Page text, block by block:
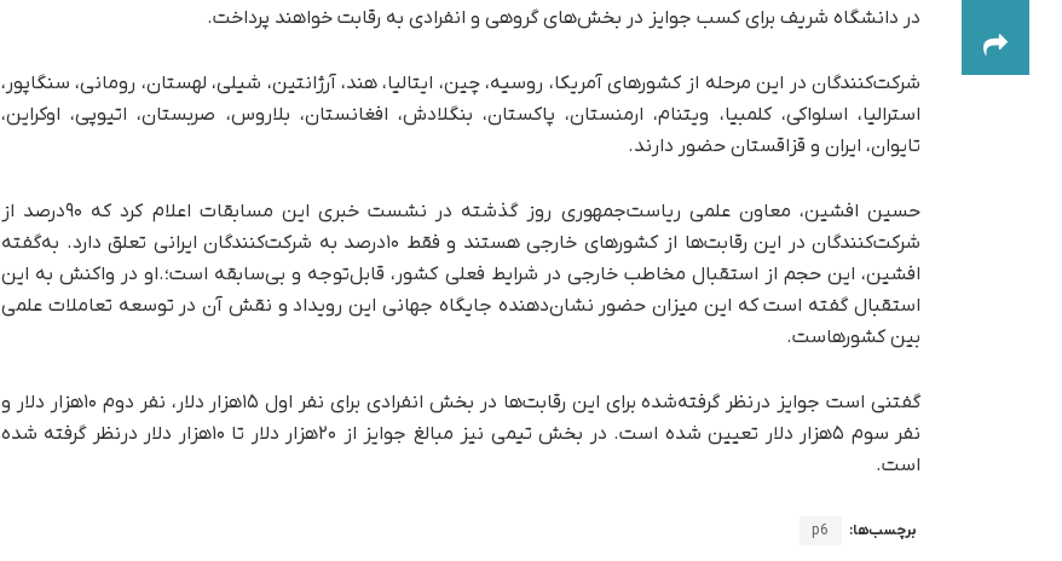
در دانشگاه شریف برای کسب جوایز در بخش‌های گروهی و انفرادی به رقابت خواهند پرداخت.
شرکت‌کنندگان در این مرحله از کشورهای آمریکا، روسیه، چین، ایتالیا، هند، آرژانتین، شیلی، لهستان، رومانی، سنگاپور،
استرالیا، اسلواکی، کلمبیا، ویتنام، ارمنستان، پاکستان، بنگلادش، افغانستان، بلاروس، صربستان، اتیوپی، اوکراین،
تایوان، ایران و قزاقستان حضور دارند.
حسین افشین، معاون علمی ریاست‌جمهوری روز گذشته در نشست خبری این مسابقات اعلام کرد که ۹۰درصد از
شرکت‌کنندگان در این رقابت‌ها از کشورهای خارجی هستند و فقط ۱۰درصد به شرکت‌کنندگان ایرانی تعلق دارد. به‌گفته
افشین، این حجم از استقبال مخاطب خارجی در شرایط فعلی کشور، قابل‌توجه و بی‌سابقه است؛.او در واکنش به این
استقبال گفته است که این میزان حضور نشان‌دهنده جایگاه جهانی این رویداد و نقش آن در توسعه تعاملات علمی
بین کشورهاست.
گفتنی است جوایز درنظر گرفته‌شده برای این رقابت‌ها در بخش انفرادی برای نفر اول ۱۵هزار دلار، نفر دوم ۱۰هزار دلار و
نفر سوم ۵هزار دلار تعیین شده است. در بخش تیمی نیز مبالغ جوایز از ۲۰هزار دلار تا ۱۰هزار دلار درنظر گرفته شده
است.
برچسب‌ها: p6